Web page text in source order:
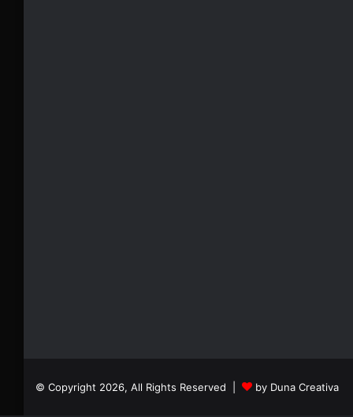
© Copyright 2026, All Rights Reserved | by Duna Creativa